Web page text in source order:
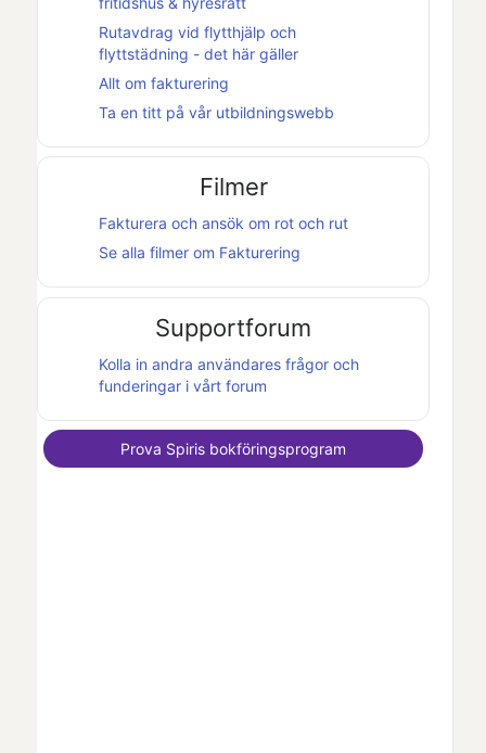
Rutavdrag vid flytthjälp och
flyttstädning - det här gäller
Allt om fakturering
Ta en titt på vår utbildningswebb
Filmer
Fakturera och ansök om rot och rut
Se alla filmer om Fakturering
Supportforum
Kolla in andra användares frågor och
funderingar i vårt forum
Prova Spiris bokföringsprogram